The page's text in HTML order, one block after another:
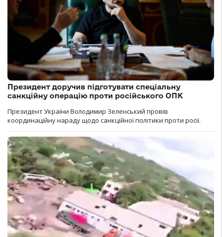
Президент доручив підготувати спеціальну
санкційну операцію проти російського ОПК
Президент України Володимир Зеленський провів
координаційну нараду щодо санкційної політики проти росії.